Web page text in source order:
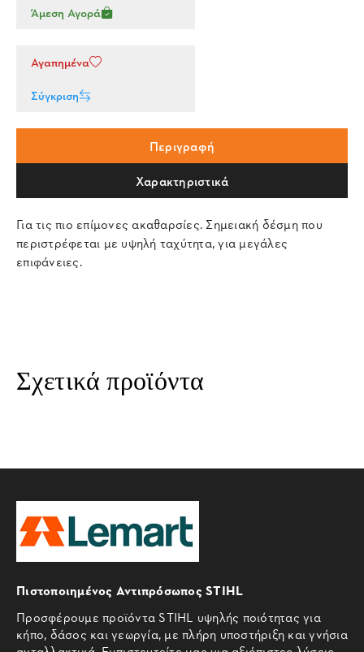
Άμεση Αγορά
Αγαπημένα
Σύγκριση
Περιγραφή
Χαρακτηριστικά
Για τις πιο επίμονες ακαθαρσίες. Σημειακή δέσμη που
περιστρέφεται με υψηλή ταχύτητα, για μεγάλες
επιφάνειες.
Σχετικά προϊόντα
Πιστοποιημένος Αντιπρόσωπος STIHL
Προσφέρουμε προϊόντα STIHL υψηλής ποιότητας για
κήπο, δάσος και γεωργία, με πλήρη υποστήριξη και γνήσια